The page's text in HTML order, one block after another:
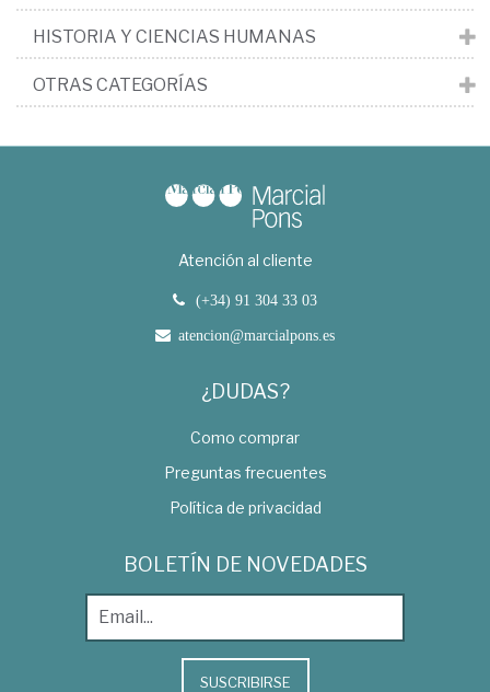
HISTORIA Y CIENCIAS HUMANAS
OTRAS CATEGORÍAS
Atención al cliente
(+34) 91 304 33 03
atencion@marcialpons.es
¿DUDAS?
Como comprar
Preguntas frecuentes
Política de privacidad
BOLETÍN DE NOVEDADES
SUSCRIBIRSE